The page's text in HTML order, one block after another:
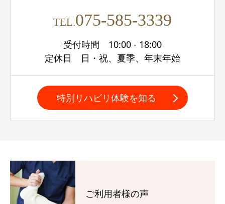
TEL.075-585-3339
受付時間 10:00 - 18:00
定休日 日・祝、夏季、年末年始
特別リハビリ体験を知る
ご利用者様の声